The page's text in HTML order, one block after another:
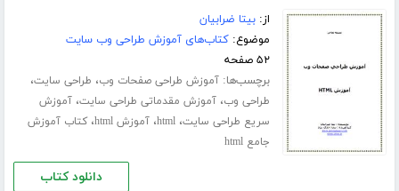
از:بیتا ضرابیان
موضوع:کتاب‌های آموزش طراحی وب سایت
۵۲ صفحه
برچسب‌ها:آموزش طراحی صفحات وب، طراحی سایت،
طراحی وب،آموزش مقدماتی طراحی سایت،آموزش
سریع طراحی سایت،html،آموزش html ،کتاب آموزش
جامع html
دانلود کتاب